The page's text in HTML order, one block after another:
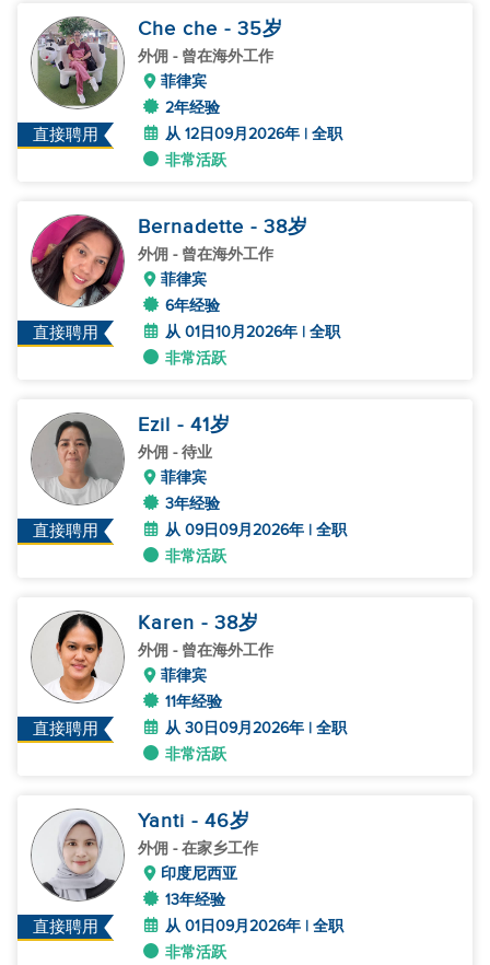
直接聘用
Che che - 35岁
外佣 - 曾在海外工作
菲律宾
2年经验
从 12日09月2026年 | 全职
非常活跃
直接聘用
Bernadette - 38岁
外佣 - 曾在海外工作
菲律宾
6年经验
从 01日10月2026年 | 全职
非常活跃
直接聘用
Ezil - 41岁
外佣 - 待业
菲律宾
3年经验
从 09日09月2026年 | 全职
非常活跃
直接聘用
Karen - 38岁
外佣 - 曾在海外工作
菲律宾
11年经验
从 30日09月2026年 | 全职
非常活跃
直接聘用
Yanti - 46岁
外佣 - 在家乡工作
印度尼西亚
13年经验
从 01日09月2026年 | 全职
非常活跃